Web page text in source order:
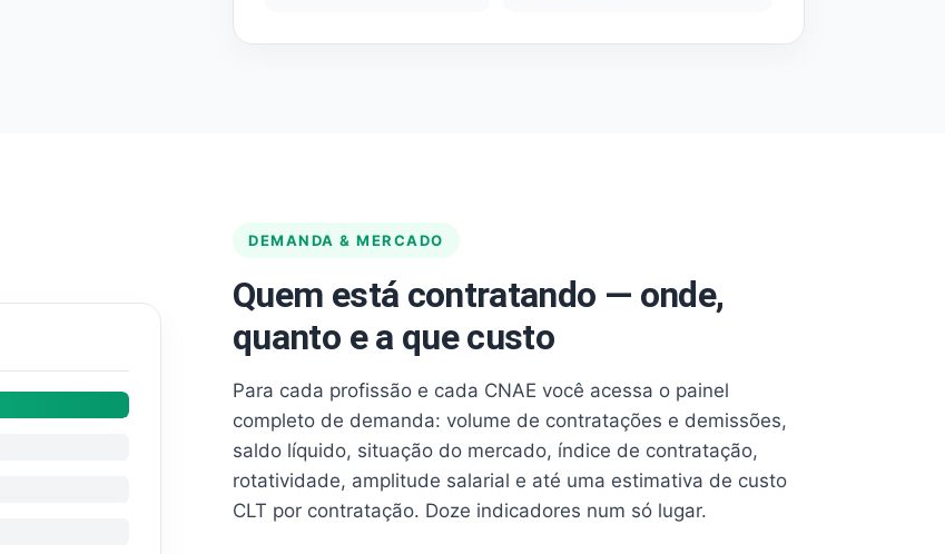
DEMANDA & MERCADO
Quem está contratando — onde,
quanto e a que custo
Para cada profissão e cada CNAE você acessa o painel
completo de demanda: volume de contratações e demissões,
saldo líquido, situação do mercado, índice de contratação,
rotatividade, amplitude salarial e até uma estimativa de custo
CLT por contratação. Doze indicadores num só lugar.